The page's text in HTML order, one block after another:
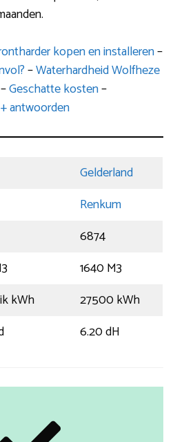
kopen en installeren–
–Waterhardheid Wolfheze
–Geschatte kosten–
antwoorden
Gelderland
Renkum
6874
1640 M3
kWh
27500 kWh
6.20 dH